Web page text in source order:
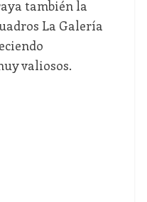
también la
La Galería
valiosos.